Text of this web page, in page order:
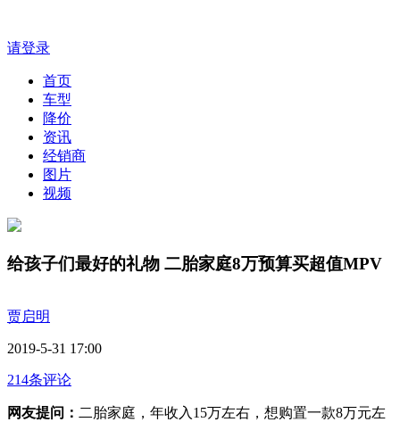
请登录
首页
车型
降价
资讯
经销商
图片
视频
给孩子们最好的礼物 二胎家庭8万预算买超值MPV
贾启明
2019-5-31 17:00
214条评论
网友提问： 二胎家庭，年收入15万左右，想购置一款8万元左